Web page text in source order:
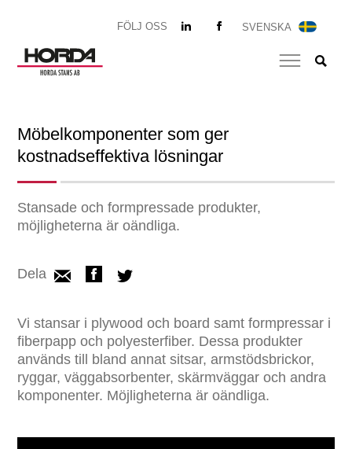
FÖLJ OSS SVENSKA
Möbelkomponenter som ger
kostnadseffektiva lösningar
Stansade och formpressade produkter,
möjligheterna är oändliga.
Dela
Vi stansar i plywood och board samt formpressar i
fiberpapp och polyesterfiber. Dessa produkter
används till bland annat sitsar, armstödsbrickor,
ryggar, väggabsorbenter, skärmväggar och andra
komponenter. Möjligheterna är oändliga.